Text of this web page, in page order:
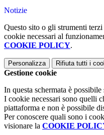
Notizie
Questo sito o gli strumenti
cookie necessari al
COOKIE POLICY.
Personalizza Rifiuta tutti i
Gestione cookie
In questa schermata è
I cookie necessari sono quelli
piattaforma e non è possibile
Per conoscere quali sono i
visionare la COOKIE